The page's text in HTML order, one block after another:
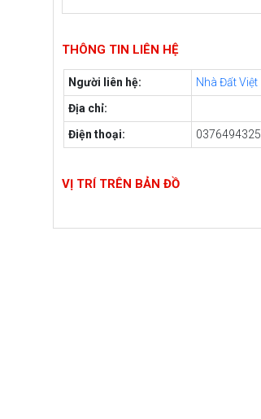
THÔNG TIN LIÊN HỆ
Người liên hệ:
Nhà Đất Việt
Địa chỉ:
Điện thoại:
0376494325
VỊ TRÍ TRÊN BẢN ĐỒ